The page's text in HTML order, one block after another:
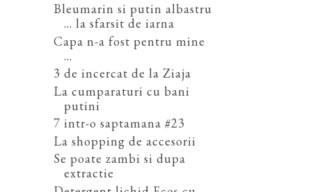
Bleumarin si putin albastru
... la sfarsit de iarna
Capa n-a fost pentru mine
...
3 de incercat de la Ziaja
La cumparaturi cu bani
putini
7 intr-o saptamana #23
La shopping de accesorii
Se poate zambi si dupa
extractie